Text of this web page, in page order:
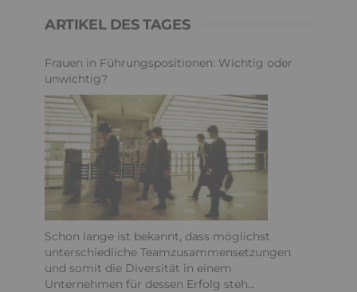
ARTIKEL DES TAGES
Frauen in Führungspositionen: Wichtig oder
unwichtig?
Schon lange ist bekannt, dass möglichst
unterschiedliche Teamzusammensetzungen
und somit die Diversität in einem
Unternehmen für dessen Erfolg steh...